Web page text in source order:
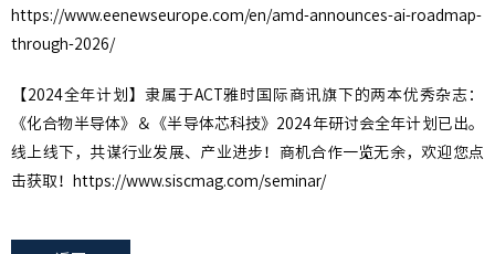
https://www.eenewseurope.com/en/amd-announces-ai-roadmap-
through-2026/
【2024全年计划】隶属于ACT雅时国际商讯旗下的两本优秀杂志：
《化合物半导体》＆《半导体芯科技》2024年研讨会全年计划已出。
线上线下，共谋行业发展、产业进步！商机合作一览无余，欢迎您点
击获取！https://www.siscmag.com/seminar/